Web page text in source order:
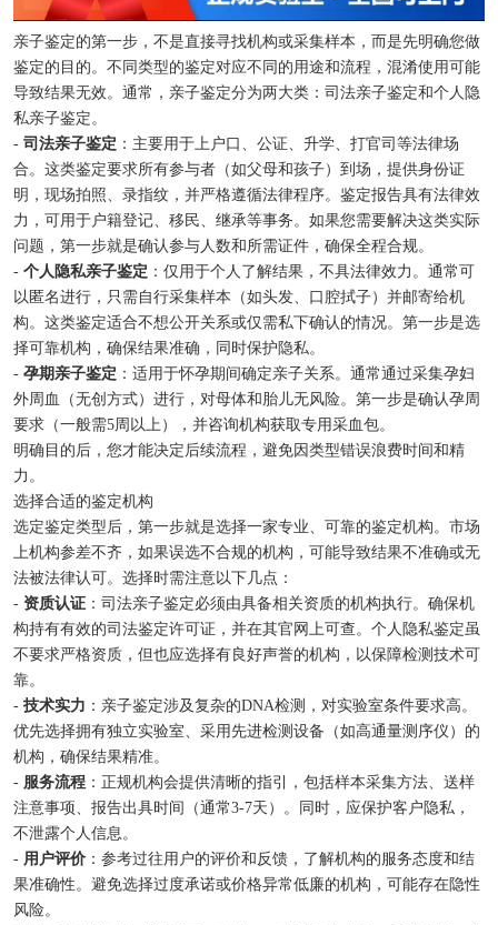
亲子鉴定的第一步，不是直接寻找机构或采集样本，而是先明确您做
鉴定的目的。不同类型的鉴定对应不同的用途和流程，混淆使用可能
导致结果无效。通常，亲子鉴定分为两大类：司法亲子鉴定和个人隐
私亲子鉴定。
- 司法亲子鉴定 ：主要用于上户口、公证、升学、打官司等法律场
合。这类鉴定要求所有参与者（如父母和孩子）到场，提供身份证
明，现场拍照、录指纹，并严格遵循法律程序。鉴定报告具有法律效
力，可用于户籍登记、移民、继承等事务。如果您需要解决这类实际
问题，第一步就是确认参与人数和所需证件，确保全程合规。
- 个人隐私亲子鉴定 ：仅用于个人了解结果，不具法律效力。通常可
以匿名进行，只需自行采集样本（如头发、口腔拭子）并邮寄给机
构。这类鉴定适合不想公开关系或仅需私下确认的情况。第一步是选
择可靠机构，确保结果准确，同时保护隐私。
- 孕期亲子鉴定 ：适用于怀孕期间确定亲子关系。通常通过采集孕妇
外周血（无创方式）进行，对母体和胎儿无风险。第一步是确认孕周
要求（一般需5周以上），并咨询机构获取专用采血包。
明确目的后，您才能决定后续流程，避免因类型错误浪费时间和精
力。
选择合适的鉴定机构
选定鉴定类型后，第一步就是选择一家专业、可靠的鉴定机构。市场
上机构参差不齐，如果误选不合规的机构，可能导致结果不准确或无
法被法律认可。选择时需注意以下几点：
- 资质认证 ：司法亲子鉴定必须由具备相关资质的机构执行。确保机
构持有有效的司法鉴定许可证，并在其官网上可查。个人隐私鉴定虽
不要求严格资质，但也应选择有良好声誉的机构，以保障检测技术可
靠。
- 技术实力 ：亲子鉴定涉及复杂的DNA检测，对实验室条件要求高。
优先选择拥有独立实验室、采用先进检测设备（如高通量测序仪）的
机构，确保结果精准。
- 服务流程 ：正规机构会提供清晰的指引，包括样本采集方法、送样
注意事项、报告出具时间（通常3-7天）。同时，应保护客户隐私，
不泄露个人信息。
- 用户评价：参考过往用户的评价和反馈，了解机构的服务态度和结
果准确性。避免选择过度承诺或价格异常低廉的机构，可能存在隐性
风险。